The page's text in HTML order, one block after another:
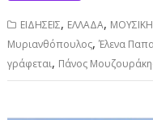
ΕΙΔΗΣΕΙΣ, ΕΛΛΑΔΑ, ΜΟΥΣΙΚΗ
Μυριανθόπουλος,Έλενα
γράφεται, Πάνος